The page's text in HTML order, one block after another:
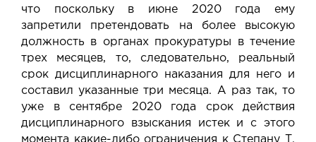
что поскольку в июне 2020 года ему
запретили претендовать на более высокую
должность в органах прокуратуры в течение
трех месяцев, то, следовательно, реальный
срок дисциплинарного наказания для него и
составил указанные три месяца. А раз так, то
уже в сентябре 2020 года срок действия
дисциплинарного взыскания истек и с этого
момента какие-либо ограничения к Степану Т.